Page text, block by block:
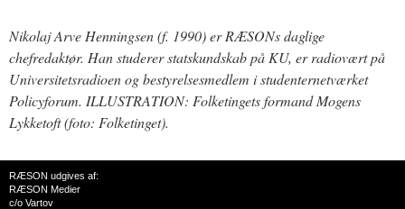
Nikolaj Arve Henningsen (f. 1990) er RÆSONs daglige
chefredaktør. Han studerer statskundskab på KU, er radiovært på
Universitetsradioen og bestyrelsesmedlem i studenternetværket
Policyforum. ILLUSTRATION: Folketingets formand Mogens
Lykketoft (foto: Folketinget).
RÆSON udgives af:
RÆSON Medier
c/o Vartov